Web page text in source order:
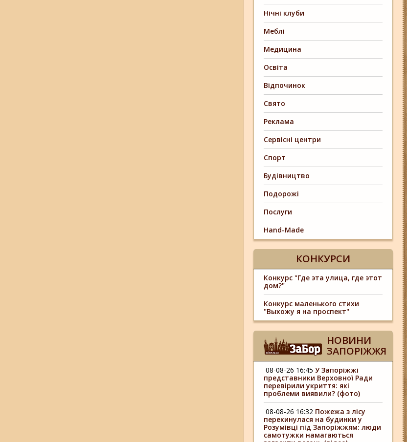
Нічні клуби
Меблі
Медицина
Освіта
Відпочинок
Свято
Реклама
Сервісні центри
Спорт
Будівництво
Подорожі
Послуги
Hand-Made
КОНКУРСИ
Конкурс "Где эта улица, где этот
дом?"
Конкурс маленького стихи
"Выхожу я на проспект"
НОВИНИ
ЗАПОРІЖЖЯ
08-08-26 16:45 У Запоріжжі
представники Верховної Ради
перевірили укриття: які
проблеми виявили? (фото)
08-08-26 16:32 Пожежа з лісу
перекинулася на будинки у
Розумівці під Запоріжжям: люди
самотужки намагаються